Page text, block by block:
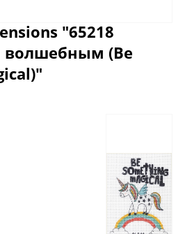
"65218
волшебным (Be